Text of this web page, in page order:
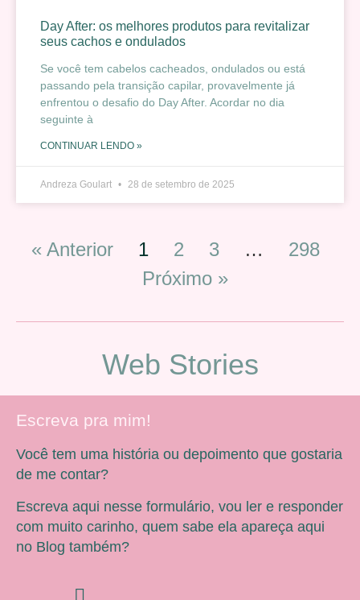
Day After: os melhores produtos para revitalizar
seus cachos e ondulados
Se você tem cabelos cacheados, ondulados ou está
passando pela transição capilar, provavelmente já
enfrentou o desafio do Day After. Acordar no dia
seguinte à
CONTINUAR LENDO »
Andreza Goulart 28 de setembro de 2025
« Anterior 1 2 3 …
298
Próximo »
Web Stories
Escreva pra mim!
Você tem uma história ou depoimento que gostaria
de me contar?
Escreva aqui nesse formulário, vou ler e responder
com muito carinho, quem sabe ela apareça aqui
no Blog também?